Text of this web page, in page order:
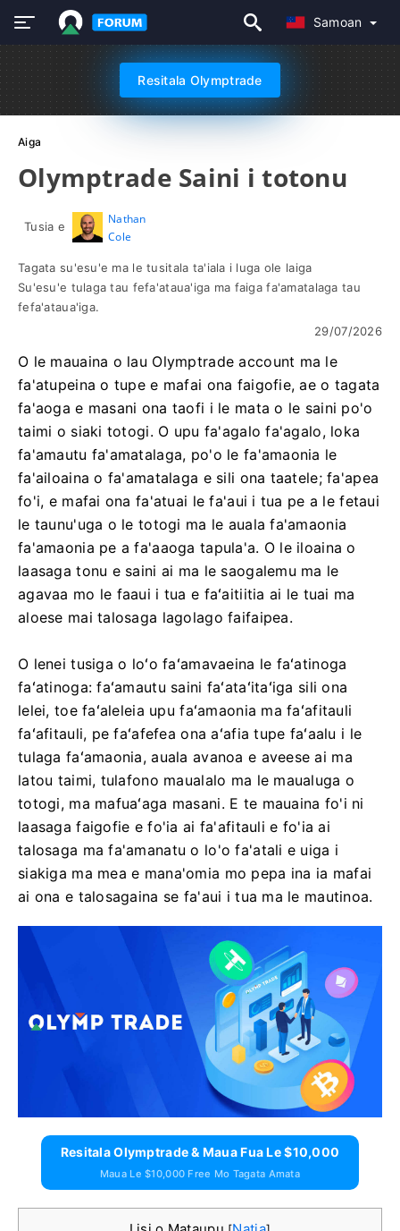
Samoan
Resitala Olymptrade
Aiga
Olymptrade Saini i totonu
Tusia e
Nathan
Cole
Tagata su'esu'e ma le tusitala ta'iala i luga ole laiga
Su'esu'e tulaga tau fefa'ataua'iga ma faiga fa'amatalaga tau
fefa'ataua'iga.
29/07/2026
O le mauaina o lau Olymptrade account ma le
fa'atupeina o tupe e mafai ona faigofie, ae o tagata
fa'aoga e masani ona taofi i le mata o le saini po'o
taimi o siaki totogi. O upu fa'agalo fa'agalo, loka
fa'amautu fa'amatalaga, po'o le fa'amaonia le
fa'ailoaina o fa'amatalaga e sili ona taatele; fa'apea
fo'i, e mafai ona fa'atuai le fa'aui i tua pe a le fetaui
le taunu'uga o le totogi ma le auala fa'amaonia
fa'amaonia pe a fa'aaoga tapula'a. O le iloaina o
laasaga tonu e saini ai ma le saogalemu ma le
agavaa mo le faaui i tua e faʻaitiitia ai le tuai ma
aloese mai talosaga lagolago faifaipea.
O lenei tusiga o loʻo faʻamavaeina le faʻatinoga
faʻatinoga: faʻamautu saini faʻataʻitaʻiga sili ona
lelei, toe faʻaleleia upu faʻamaonia ma faʻafitauli
faʻafitauli, pe faʻafefea ona aʻafia tupe faʻaalu i le
tulaga faʻamaonia, auala avanoa e aveese ai ma
latou taimi, tulafono maualalo ma le maualuga o
totogi, ma mafuaʻaga masani. E te mauaina fo'i ni
laasaga faigofie e fo'ia ai fa'afitauli e fo'ia ai
talosaga ma fa'amanatu o lo'o fa'atali e uiga i
siakiga ma mea e mana'omia mo pepa ina ia mafai
ai ona e talosagaina se fa'aui i tua ma le mautinoa.
Resitala Olymptrade & Maua Fua Le $10,000
Maua Le $10,000 Free Mo Tagata Amata